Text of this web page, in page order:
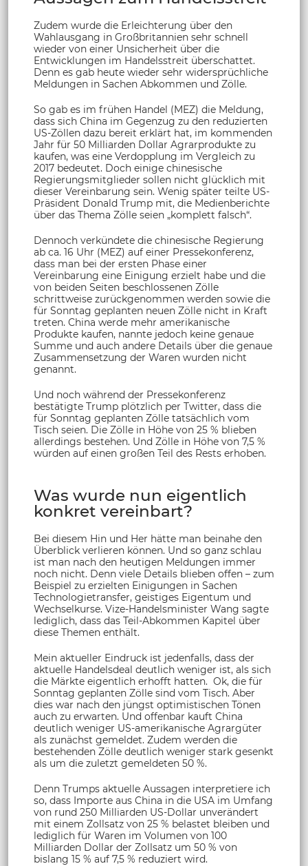
Zudem wurde die Erleichterung über den
Wahlausgang in Großbritannien sehr schnell
wieder von einer Unsicherheit über die
Entwicklungen im Handelsstreit überschattet.
Denn es gab heute wieder sehr widersprüchliche
Meldungen in Sachen Abkommen und Zölle.
So gab es im frühen Handel (MEZ) die Meldung,
dass sich China im Gegenzug zu den reduzierten
US-Zöllen dazu bereit erklärt hat, im kommenden
Jahr für 50 Milliarden Dollar Agrarprodukte zu
kaufen, was eine Verdopplung im Vergleich zu
2017 bedeutet. Doch einige chinesische
Regierungsmitglieder sollen nicht glücklich mit
dieser Vereinbarung sein. Wenig später teilte US-
Präsident Donald Trump mit, die Medienberichte
über das Thema Zölle seien „komplett falsch“.
Dennoch verkündete die chinesische Regierung
ab ca. 16 Uhr (MEZ) auf einer Pressekonferenz,
dass man bei der ersten Phase einer
Vereinbarung eine Einigung erzielt habe und die
von beiden Seiten beschlossenen Zölle
schrittweise zurückgenommen werden sowie die
für Sonntag geplanten neuen Zölle nicht in Kraft
treten. China werde mehr amerikanische
Produkte kaufen, nannte jedoch keine genaue
Summe und auch andere Details über die genaue
Zusammensetzung der Waren wurden nicht
genannt.
Und noch während der Pressekonferenz
bestätigte Trump plötzlich per Twitter, dass die
für Sonntag geplanten Zölle tatsächlich vom
Tisch seien. Die Zölle in Höhe von 25 % blieben
allerdings bestehen. Und Zölle in Höhe von 7,5 %
würden auf einen großen Teil des Rests erhoben.
Was wurde nun eigentlich
konkret vereinbart?
Bei diesem Hin und Her hätte man beinahe den
Überblick verlieren können. Und so ganz schlau
ist man nach den heutigen Meldungen immer
noch nicht. Denn viele Details blieben offen – zum
Beispiel zu erzielten Einigungen in Sachen
Technologietransfer, geistiges Eigentum und
Wechselkurse. Vize-Handelsminister Wang sagte
lediglich, dass das Teil-Abkommen Kapitel über
diese Themen enthält.
Mein aktueller Eindruck ist jedenfalls, dass der
aktuelle Handelsdeal deutlich weniger ist, als sich
die Märkte eigentlich erhofft hatten. Ok, die für
Sonntag geplanten Zölle sind vom Tisch. Aber
dies war nach den jüngst optimistischen Tönen
auch zu erwarten. Und offenbar kauft China
deutlich weniger US-amerikanische Agrargüter
als zunächst gemeldet. Zudem werden die
bestehenden Zölle deutlich weniger stark gesenkt
als um die zuletzt gemeldeten 50 %.
Denn Trumps aktuelle Aussagen interpretiere ich
so, dass Importe aus China in die USA im Umfang
von rund 250 Milliarden US-Dollar unverändert
mit einem Zollsatz von 25 % belastet bleiben und
lediglich für Waren im Volumen von 100
Milliarden Dollar der Zollsatz um 50 % von
bislang 15 % auf 7,5 % reduziert wird.